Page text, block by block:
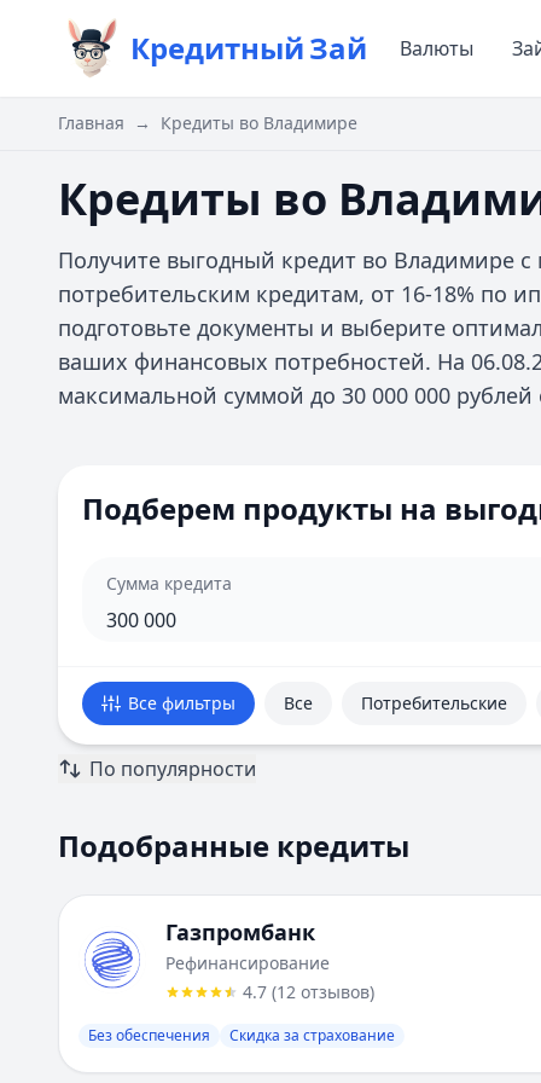
КредитныйЗай Валюты
Главная → Кредиты во Владимире
Кредиты во
Получите выгодный кредит во Владимире
потребительским кредитам, от 16-18% по
подготовьте документы и выберите
ваших финансовых потребностей. На
максимальной суммой до 30 000 000 рублей
Залог
Подберем продукты на
Сумма кредита
Все фильтры Все Потребительские
По популярности
Подобранные кредиты
Всего предложений:16. Текущая страница:
Газпромбанк:Рефинансирование
Ставка от:
300 000 7 000 000
60месяцев
4.7(12отзывов)
Лейблы:Без обеспечения, Скидка за страхование
Подобранные кредиты
Газпромбанк
Рефинансирование
4.7 (12 отзывов)
Без обеспечения Скидка за страхование